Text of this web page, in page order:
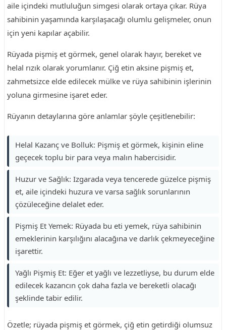
aile içindeki mutluluğun simgesi olarak ortaya çıkar. Rüya
sahibinin yaşamında karşılaşacağı olumlu gelişmeler, onun
için yeni kapılar açabilir.
Rüyada pişmiş et görmek, genel olarak hayır, bereket ve
helal rızık olarak yorumlanır. Çiğ etin aksine pişmiş et,
zahmetsizce elde edilecek mülke ve rüya sahibinin işlerinin
yoluna girmesine işaret eder.
Rüyanın detaylarına göre anlamlar şöyle çeşitlenebilir:
Helal Kazanç ve Bolluk: Pişmiş et görmek, kişinin eline
geçecek toplu bir para veya malın habercisidir.
Huzur ve Sağlık: Izgarada veya tencerede güzelce pişmiş
et, aile içindeki huzura ve varsa sağlık sorunlarının
çözüleceğine delalet eder.
Pişmiş Et Yemek: Rüyada bu eti yemek, rüya sahibinin
emeklerinin karşılığını alacağına ve darlık çekmeyeceğine
işarettir.
Yağlı Pişmiş Et: Eğer et yağlı ve lezzetliyse, bu durum elde
edilecek kazancın çok daha fazla ve bereketli olacağı
şeklinde tabir edilir.
Özetle; rüyada pişmiş et görmek, çiğ etin getirdiği olumsuz